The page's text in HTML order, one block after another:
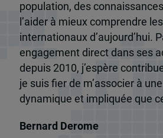
population, des
l’aider à mieux comprendre
internationaux d’aujourd’hui.
engagement direct dans ses
depuis 2010, j’espère
je suis fier de m’associer à
dynamique et impliquée que
Bernard Derome